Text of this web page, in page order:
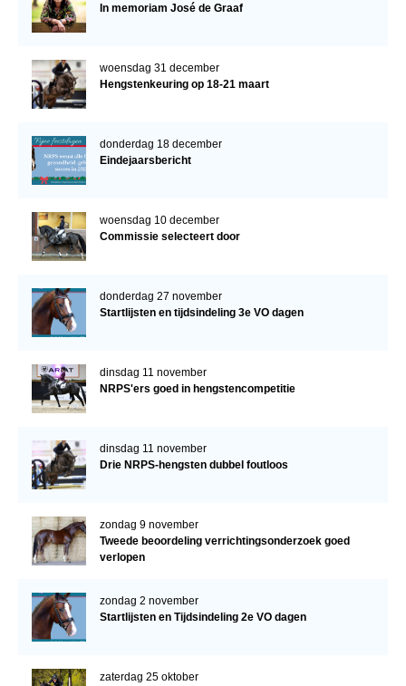
In memoriam José de Graaf
woensdag 31 december
Hengstenkeuring op 18-21 maart
donderdag 18 december
Eindejaarsbericht
woensdag 10 december
Commissie selecteert door
donderdag 27 november
Startlijsten en tijdsindeling 3e VO dagen
dinsdag 11 november
NRPS'ers goed in hengstencompetitie
dinsdag 11 november
Drie NRPS-hengsten dubbel foutloos
zondag 9 november
Tweede beoordeling verrichtingsonderzoek goed
verlopen
zondag 2 november
Startlijsten en Tijdsindeling 2e VO dagen
zaterdag 25 oktober